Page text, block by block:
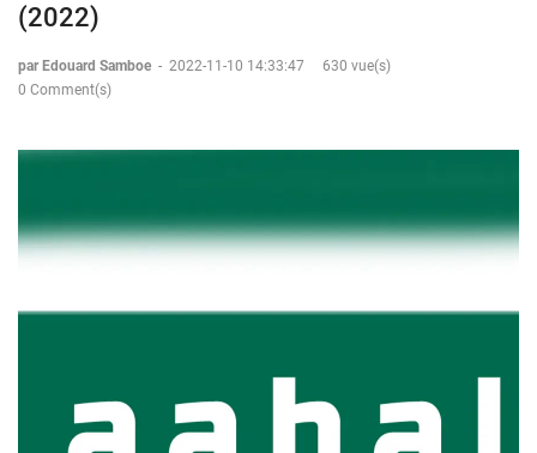
(2022)
par Edouard Samboe - 2022-11-10 14:33:47
630 vue(s)
0 Comment(s)